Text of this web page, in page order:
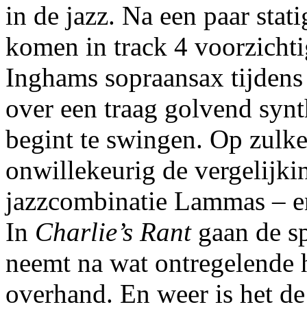
in de jazz. Na een paar
komen in track 4
Inghams sopraansax
over een traag golvend
begint te swingen. Op
onwillekeurig de
jazzcombinatie Lammas –
In Charlie’s Rantgaan de
neemt na wat ontregelende
overhand. En weer is het